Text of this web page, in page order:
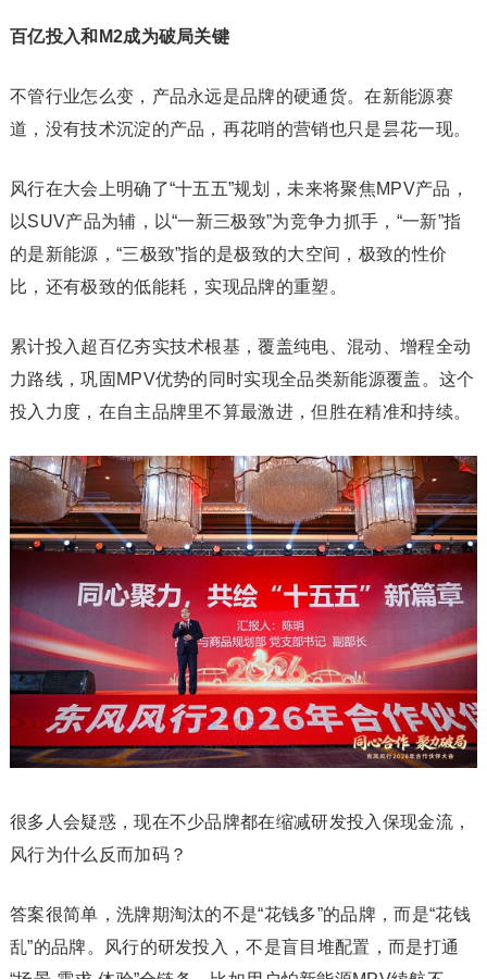
百亿投入和M2成为破局关键
不管行业怎么变，产品永远是品牌的硬通货。在新能源赛
道，没有技术沉淀的产品，再花哨的营销也只是昙花一现。
风行在大会上明确了“十五五”规划，未来将聚焦MPV产品，
以SUV产品为辅，以“一新三极致”为竞争力抓手，“一新”指
的是新能源，“三极致”指的是极致的大空间，极致的性价
比，还有极致的低能耗，实现品牌的重塑。
累计投入超百亿夯实技术根基，覆盖纯电、混动、增程全动
力路线，巩固MPV优势的同时实现全品类新能源覆盖。这个
投入力度，在自主品牌里不算最激进，但胜在精准和持续。
很多人会疑惑，现在不少品牌都在缩减研发投入保现金流，
风行为什么反而加码？
答案很简单，洗牌期淘汰的不是“花钱多”的品牌，而是“花钱
乱”的品牌。风行的研发投入，不是盲目堆配置，而是打通